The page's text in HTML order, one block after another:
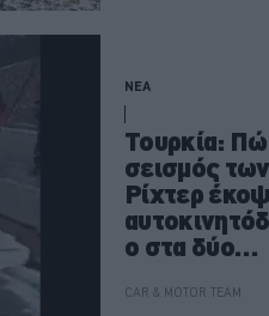
ΝΕΑ
Τουρκία:
σεισμός
Ρίχτερ
ο στα δύο
βίντεο
CAR & MOTOR TEAM